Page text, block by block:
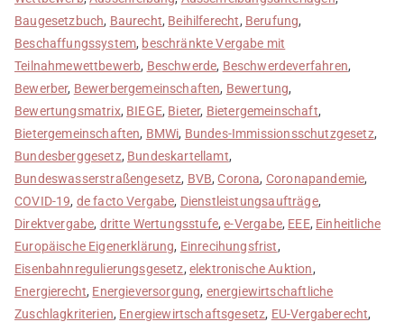
Baugesetzbuch, Baurecht, Beihilferecht, Berufung,
Beschaffungssystem, beschränkte Vergabe mit
Teilnahmewettbewerb, Beschwerde, Beschwerdeverfahren,
Bewerber, Bewerbergemeinschaften, Bewertung,
Bewertungsmatrix, BIEGE, Bieter, Bietergemeinschaft,
Bietergemeinschaften, BMWi, Bundes-Immissionsschutzgesetz,
Bundesberggesetz, Bundeskartellamt,
Bundeswasserstraßengesetz, BVB,Corona, Coronapandemie,
COVID-19, de facto Vergabe, Dienstleistungsaufträge,
Direktvergabe, dritte Wertungsstufe,e-Vergabe, EEE, Einheitliche
Europäische Eigenerklärung, Einrecihungsfrist,
Eisenbahnregulierungsgesetz, elektronische Auktion,
Energierecht, Energieversorgung, energiewirtschaftliche
Zuschlagkriterien, Energiewirtschaftsgesetz, EU-Vergaberecht,